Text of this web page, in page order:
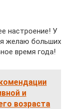
настроение! У
желаю больших
время года!
и
возраста